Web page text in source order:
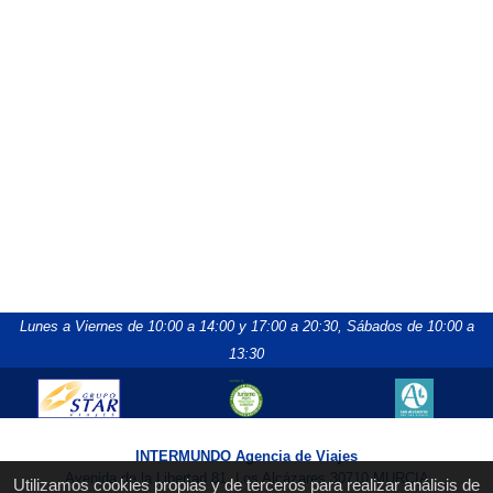
Utilizamos cookies propias y de terceros para realizar análisis de
Lunes a Viernes de 10:00 a 14:00 y 17:00 a 20:30, Sábados de 10:00 a
13:30
INTERMUNDO Agencia de Viajes
Avenida de la Libertad 81, Los Alcázares 30710 MURCIA